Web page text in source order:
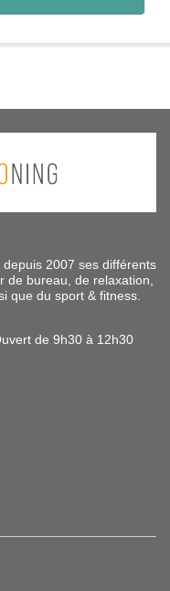
2007 ses différents
de bureau, de relaxation,
que du sport & fitness.
de 9h30 à 12h30